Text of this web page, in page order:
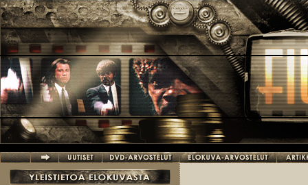
Hyppää pääsisältöön